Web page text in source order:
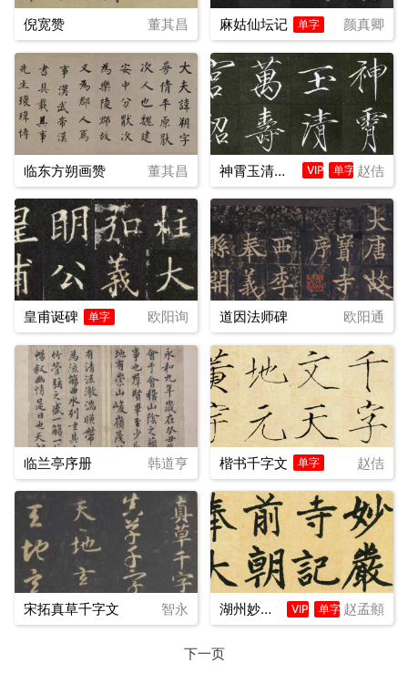
倪宽赞 董其昌 麻姑仙坛记 单字 颜真卿
临东方朔画赞 董其昌 神霄玉清万寿宫诏 VIP 单字 赵佶
皇甫诞碑 单字 欧阳询 道因法师碑 欧阳通
临兰亭序册 韩道亨 楷书千字文 单字 赵佶
宋拓真草千字文 智永 湖州妙严寺记 VIP 单字 赵孟頫
下一页